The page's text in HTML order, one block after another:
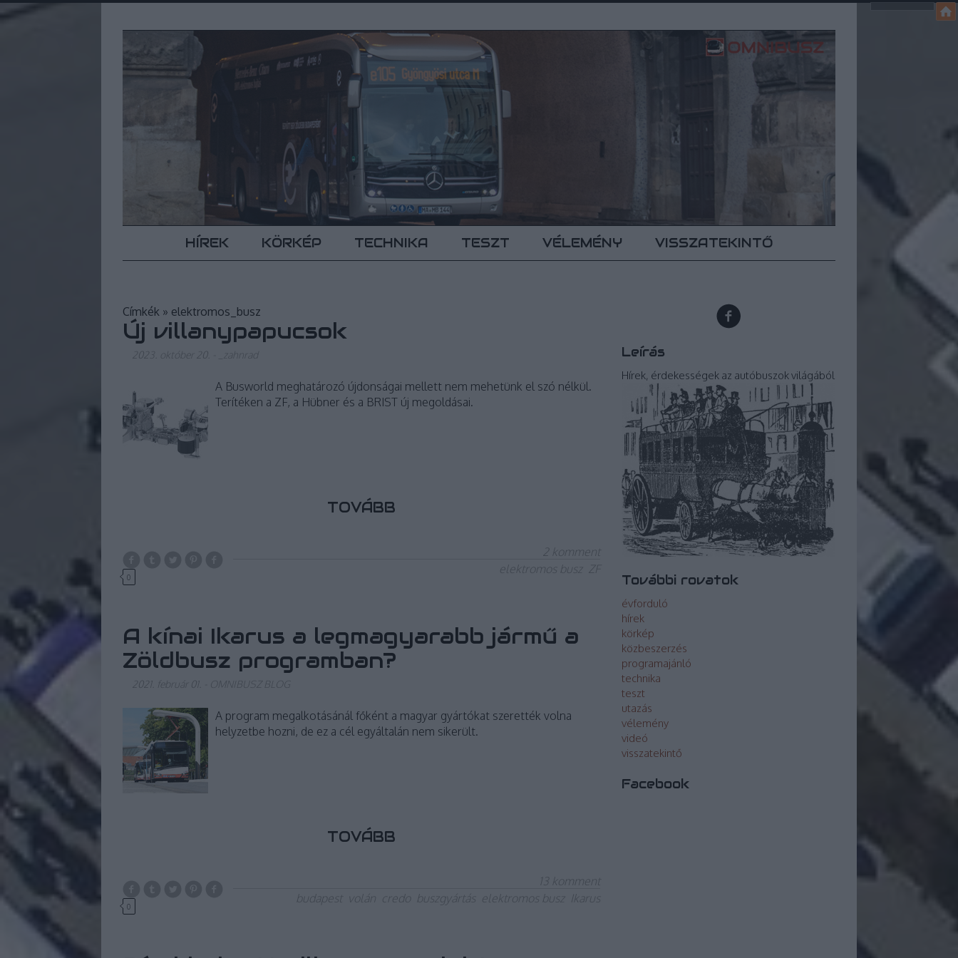
HÍREK KÖRKÉP TECHNIKA TESZT VÉLEMÉNY VISSZATEKINTŐ
Címkék » elektromos_busz
Új villanypapucsok
2023. október 20.
A Busworld meghatározó újdonságai mellett nem mehetünk el szó nélkül.
Terítéken a ZF, a Hübner és a BRIST új megoldásai.
TOVÁBB
0
2 komment
elektromos busz
ZF
A kínai Ikarus a legmagyarabb jármű a
Zöldbusz programban?
2021. február 01. OMNIBUSZ BLOG
A program megalkotásánál főként a magyar gyártókat szerették volna
helyzetbe hozni, de ez a cél egyáltalán nem sikerült.
TOVÁBB
0
13 komment
budapest
volán credo buszgyártás elektromos busz Ikarus
Leírás
Hírek, érdekességek az autóbuszok világából
További rovatok
évforduló
hírek
körkép
közbeszerzés
programajánló
technika
teszt
utazás
vélemény
videó
visszatekintő
Facebook